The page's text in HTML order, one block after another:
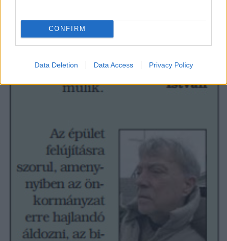
CONFIRM
Data Deletion Data Access Privacy Policy